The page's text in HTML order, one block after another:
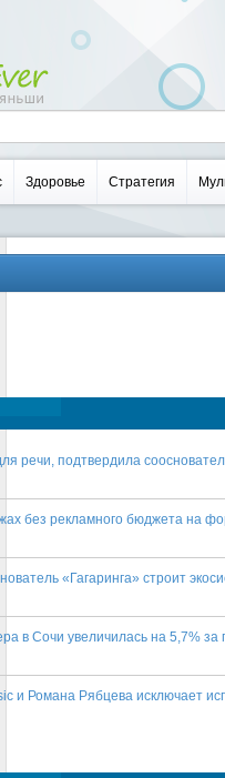
Здоровье Стратегия
речи, подтвердила
без рекламного бюджета на
«Гагаринга» строит
в Сочи увеличилась на 5,7% за
и Романа Рябцева исключает